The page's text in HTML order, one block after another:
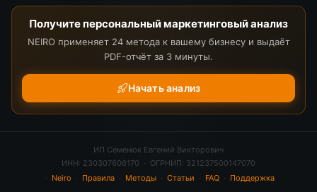
Получите персональный маркетинговый анализ
NEIRO применяет 24 метода к вашему бизнесу и выдаёт
PDF-отчёт за 3 минуты.
Начать анализ
ИП Семенюк Евгений Викторович
ИНН: 230307606170 · ОГРНИП: 321237500147070
· Neiro · Правила· Методы· Статьи · FAQ· Поддержка